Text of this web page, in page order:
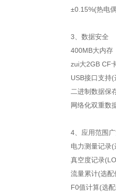
±0.15%(热电
3、数据安全
400MB大内存
zui大2GB CF
USB接口支持
二进制数据保
网络化双重数
4、应用范围
电力测量记录(
真空度记录
流量累计(选配
F0值计算(选